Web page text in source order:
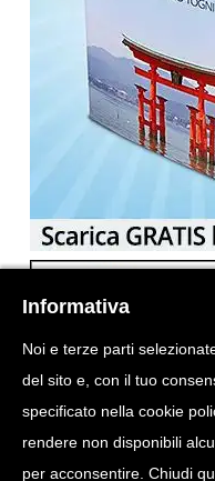
Informativa
Noi e terze parti
del sito e, con il tuo
specificato nella cookie
rendere non disponibili
per acconsentire. Chiudi